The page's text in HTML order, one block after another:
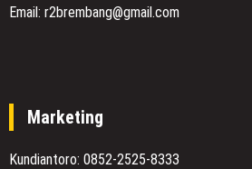
Email: r2brembang@gmail.com
Marketing
Kundiantoro: 0852-2525-8333